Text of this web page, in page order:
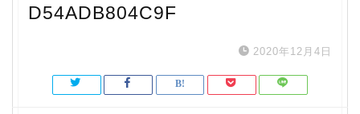
D54ADB804C9F
2020年12月4日